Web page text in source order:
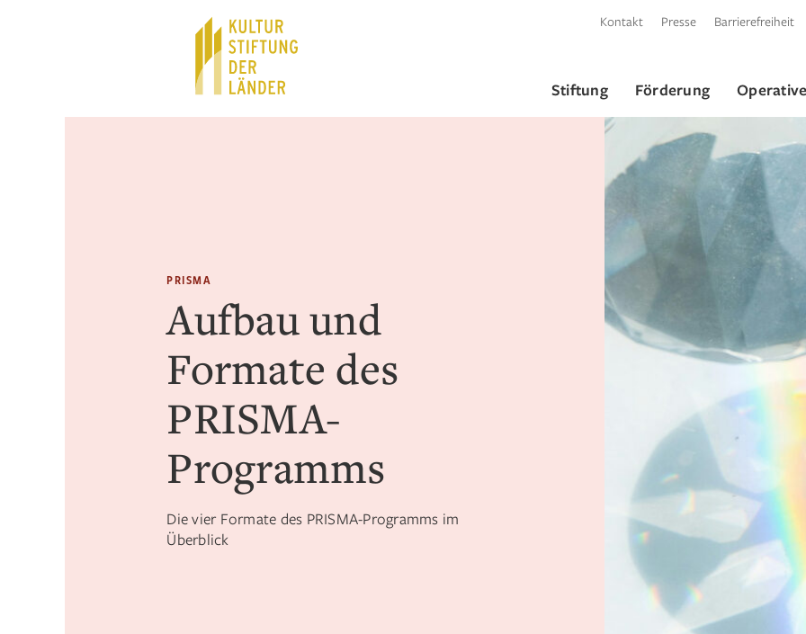
Kontakt Presse Barrierefreiheit
Stiftung Förderung
PRISMA
Aufbau und
Formate des
PRISMA-
Programms
Die vier Formate des PRISMA-Programms im
Überblick